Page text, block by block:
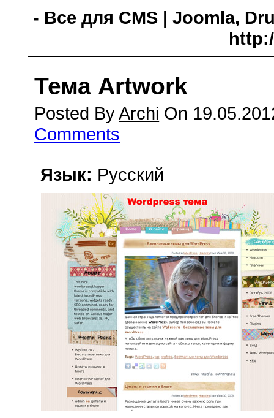
- Все для CMS | Joomla,
Тема Artwork
Posted ByArchi On
Comments
Язык: Русский